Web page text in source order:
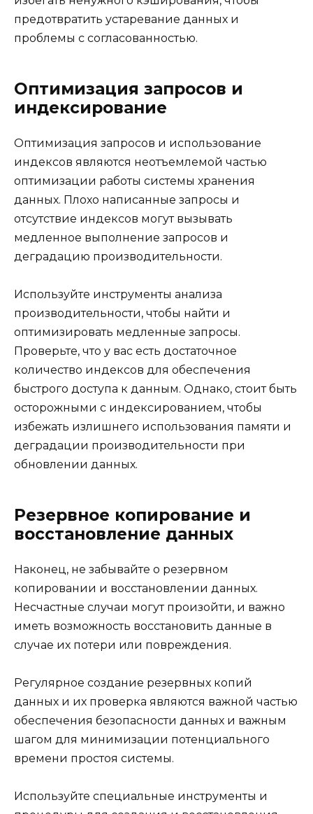
предотвратить устаревание данных и
проблемы с согласованностью.
Оптимизация запросов и
индексирование
Оптимизация запросов и использование
индексов являются неотъемлемой частью
оптимизации работы системы хранения
данных. Плохо написанные запросы и
отсутствие индексов могут вызывать
медленное выполнение запросов и
деградацию производительности.
Используйте инструменты анализа
производительности, чтобы найти и
оптимизировать медленные запросы.
Проверьте, что у вас есть достаточное
количество индексов для обеспечения
быстрого доступа к данным. Однако, стоит быть
осторожными с индексированием, чтобы
избежать излишнего использования памяти и
деградации производительности при
обновлении данных.
Резервное копирование и
восстановление данных
Наконец, не забывайте о резервном
копировании и восстановлении данных.
Несчастные случаи могут произойти, и важно
иметь возможность восстановить данные в
случае их потери или повреждения.
Регулярное создание резервных копий
данных и их проверка являются важной частью
обеспечения безопасности данных и важным
шагом для минимизации потенциального
времени простоя системы.
Используйте специальные инструменты и